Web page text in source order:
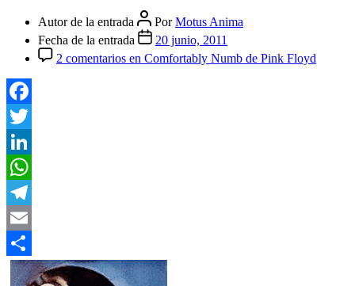
Autor de la entrada PorMotus Anima
Fecha de la entrada
20 junio, 2011
2 comentarios en Comfortably Numb de Pink Floyd
Facebook
Twitter
LinkedIn
WhatsApp
Telegram
Email
Compartir